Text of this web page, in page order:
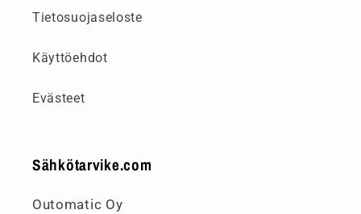
Tietosuojaseloste
Käyttöehdot
Evästeet
Sähkötarvike.com
Outomatic Oy